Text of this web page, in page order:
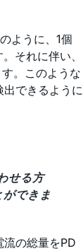
ように、1個
それに伴い、
。このような
できるように
せる方
できま
の総量をPD